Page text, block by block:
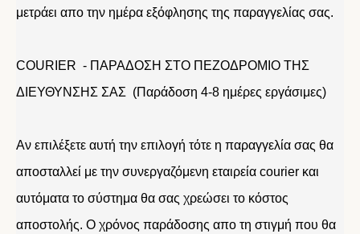
μετράει απο την ημέρα εξόφλησης της παραγγελίας σας.
COURIER - ΠΑΡΑΔΟΣΗ ΣΤΟ ΠΕΖΟΔΡΟΜΙΟ ΤΗΣ
ΔΙΕΥΘΥΝΣΗΣ ΣΑΣ (Παράδοση 4-8 ημέρες εργάσιμες)
Αν επιλέξετε αυτή την επιλογή τότε η παραγγελία σας θα
αποσταλλεί με την συνεργαζόμενη εταιρεία courier και
αυτόματα το σύστημα θα σας χρεώσει το κόστος
αποστολής. Ο χρόνος παράδοσης απο τη στιγμή που θα